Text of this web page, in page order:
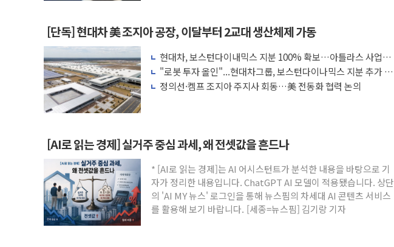
[단독] 현대차 美 조지아 공장, 이달부터 2교대 생산체제 가동
현대차, 보스턴다이내믹스 지분 100% 확보…아틀라스 사업화
가속
"로봇 투자 올인"...현대차그룹, 보스턴다이나믹스 지분 추가 인
수
정의선·켐프 조지아 주지사 회동…美 전동화 협력 논의
[AI로 읽는 경제] 실거주 중심 과세, 왜 전셋값을 흔드나
* [AI로 읽는 경제]는 AI 어시스턴트가 분석한 내용을 바탕으로 기
자가 정리한 내용입니다. ChatGPT AI 모델이 적용됐습니다. 상단
의 'AI MY 뉴스' 로그인을 통해 뉴스핌의 차세대 AI 콘텐츠 서비스
를 활용해 보기 바랍니다. [세종=뉴스핌] 김기랑 기자